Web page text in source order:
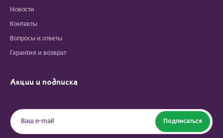
Новости
Контакты
Вопросы и ответы
Гарантия и возврат
Акции и подписка
Подписаться